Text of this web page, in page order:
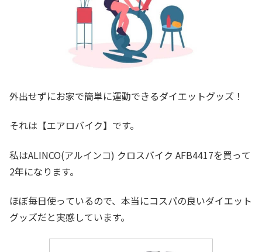
外出せずにお家で簡単に運動できるダイエットグッズ！
それは【エアロバイク】です。
私はALINCO(アルインコ) クロスバイク AFB4417を買って
2年になります。
ほぼ毎日使っているので、本当にコスパの良いダイエット
グッズだと実感しています。